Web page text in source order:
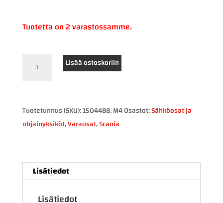
Tuotetta on 2 varastossamme.
koordinaattori
määrä
Lisää ostoskoriin
Tuotetunnus (SKU):1504488, M4Osastot:Sähköosat ja
ohjainyksiköt,Varaosat,Scania
Lisätiedot
Lisätiedot